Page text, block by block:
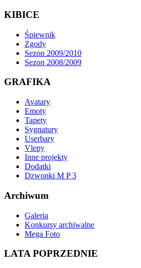
KIBICE
Śpiewnik
Zgody
Sezon 2009/2010
Sezon 2008/2009
GRAFIKA
Avatary
Emoty
Tapety
Sygnatury
Userbary
Vlepy
Inne projekty
Dodatki
Dzwonki M P 3
Archiwum
Galeria
Konkursy archiwalne
Mega Foto
LATA POPRZEDNIE